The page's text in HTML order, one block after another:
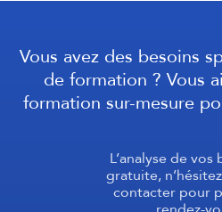
Vous avez des besoins
de formation ? Vous
formation sur-mesure
L’analyse de vos
gratuite,
contacter pour